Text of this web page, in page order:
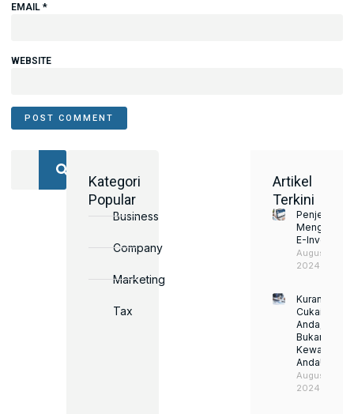
EMAIL *
WEBSITE
Kategori
Popular
Business
Company
Marketing
Tax
Artikel
Terkini
Penjelasan
Mengenai
E-Invoice
August 22,
2024
Kurangkan
Cukai
Anda,
Bukan
Kewajipan
Anda!
August 22,
2024